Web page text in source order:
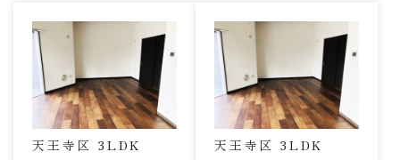
天王寺区 3LDK 天王寺区 3LDK